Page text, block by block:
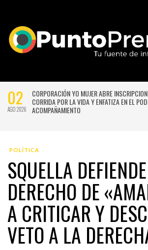
02
AGO 2026
CORPORACIÓN YO MUJER ABRE
CORRIDA POR LA VIDA Y ENFATIZA EN EL
ACOMPAÑAMIENTO
POLÍTICA
SQUELLA DEFIENDE
DERECHO DE
A CRITICAR Y
VETO A LA